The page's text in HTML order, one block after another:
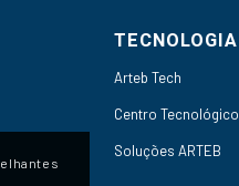
TECNOLOGIA
Arteb Tech
Centro Tecnológico
Soluções ARTEB